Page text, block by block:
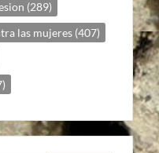
(289)
las mujeres (407)